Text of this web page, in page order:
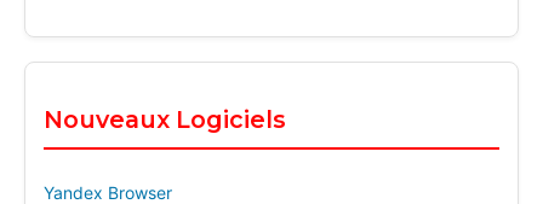
Nouveaux Logiciels
Yandex Browser